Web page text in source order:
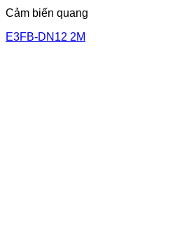
Cảm biến quang
E3FB-DN12 2M